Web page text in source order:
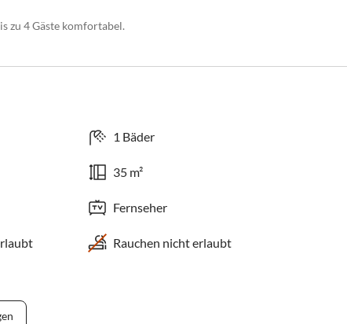
zu 4 Gäste komfortabel.
1 Bäder
35 m²
Fernseher
Rauchen nicht erlaubt